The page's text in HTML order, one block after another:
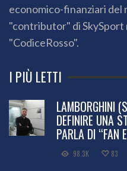
economico-finanziari del
"contributor" di SkySport
"CodiceRosso".
I PIÙ LETTI
LAMBORGHINI
DEFINIRE UNA
PARLA DI “FAN
98.3K 83